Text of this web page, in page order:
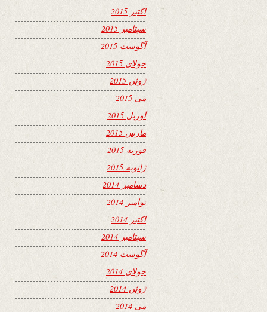
اکتبر 2015
سپتامبر 2015
آگوست 2015
جولای 2015
ژوئن 2015
می 2015
آوریل 2015
مارس 2015
فوریه 2015
ژانویه 2015
دسامبر 2014
نوامبر 2014
اکتبر 2014
سپتامبر 2014
آگوست 2014
جولای 2014
ژوئن 2014
می 2014